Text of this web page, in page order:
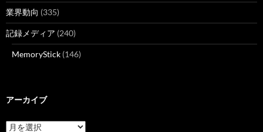
業界動向 (335)
記録メディア (240)
MemoryStick (146)
アーカイブ
ア